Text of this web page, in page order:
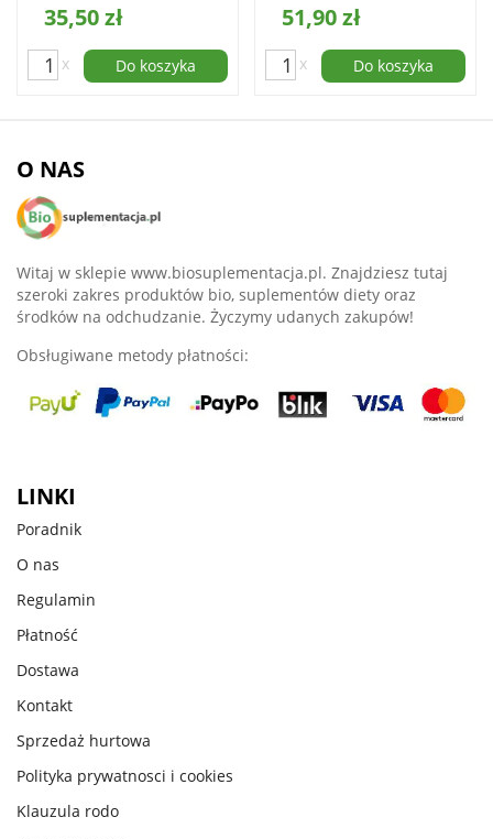
35,50 zł
x Do koszyka
51,90 zł
x Do koszyka
O NAS
Witaj w sklepie www.biosuplementacja.pl. Znajdziesz tutaj
szeroki zakres produktów bio, suplementów diety oraz
środków na odchudzanie. Życzymy udanych zakupów!
Obsługiwane metody płatności:
LINKI
Poradnik
O nas
Regulamin
Płatność
Dostawa
Kontakt
Sprzedaż hurtowa
Polityka prywatnosci i cookies
Klauzula rodo